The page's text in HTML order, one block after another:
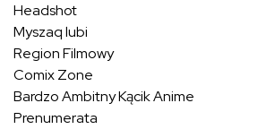
Headshot
Myszaq lubi
Region Filmowy
Comix Zone
Bardzo Ambitny Kącik Anime
Prenumerata